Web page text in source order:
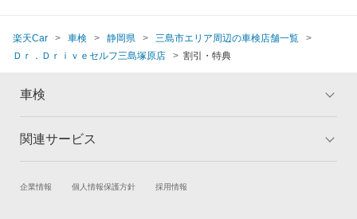
楽天Car 車検 静岡県
三島市エリア周辺の車検店舗一覧
Ｄｒ．Ｄｒｉｖｅセルフ三島塚原店
割引・特典
車検
トップ
車検の基礎知識 キャンペーン一覧
関連サービス
試乗・商談 新車購入
企業情報 個人情報保護方針 採用情報